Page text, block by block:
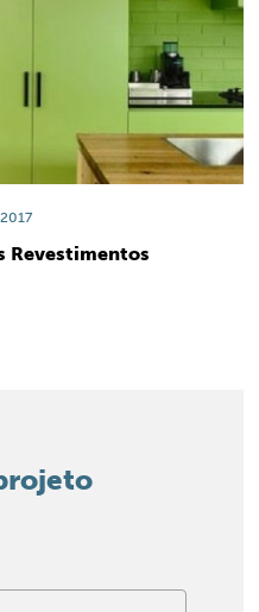
Revestimentos